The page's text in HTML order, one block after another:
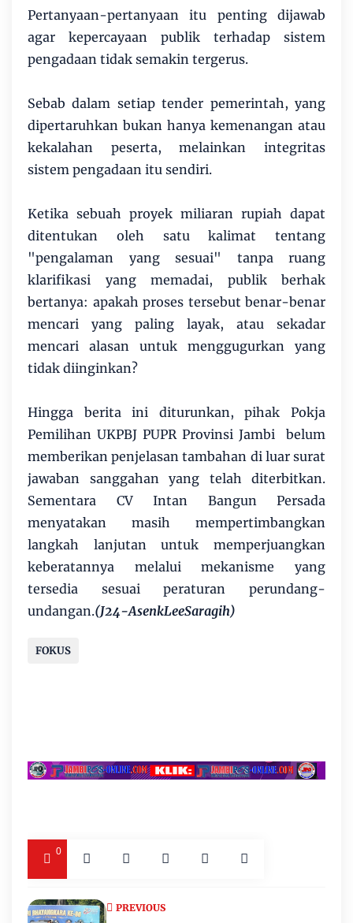
Pertanyaan-pertanyaan itu penting dijawab
agar kepercayaan publik terhadap sistem
pengadaan tidak semakin tergerus.
Sebab dalam setiap tender pemerintah, yang
dipertaruhkan bukan hanya kemenangan atau
kekalahan peserta, melainkan integritas
sistem pengadaan itu sendiri.
Ketika sebuah proyek miliaran rupiah dapat
ditentukan oleh satu kalimat tentang
"pengalaman yang sesuai" tanpa ruang
klarifikasi yang memadai, publik berhak
bertanya: apakah proses tersebut benar-benar
mencari yang paling layak, atau sekadar
mencari alasan untuk menggugurkan yang
tidak diinginkan?
Hingga berita ini diturunkan, pihak Pokja
Pemilihan UKPBJ PUPR Provinsi Jambi belum
memberikan penjelasan tambahan di luar surat
jawaban sanggahan yang telah diterbitkan.
Sementara CV Intan Bangun Persada
menyatakan masih mempertimbangkan
langkah lanjutan untuk memperjuangkan
keberatannya melalui mekanisme yang
tersedia sesuai peraturan perundang-
undangan.(J24-AsenkLeeSaragih)
FOKUS
0
PREVIOUS